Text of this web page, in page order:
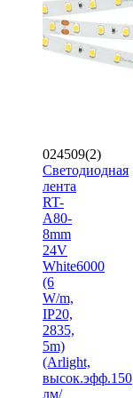
024509(2)
Светодиодная
лента
RT-
A80-
8mm
24V
White6000
(6
W/m,
IP20,
2835,
5m)
(Arlight,
высок.эфф.150
лм/